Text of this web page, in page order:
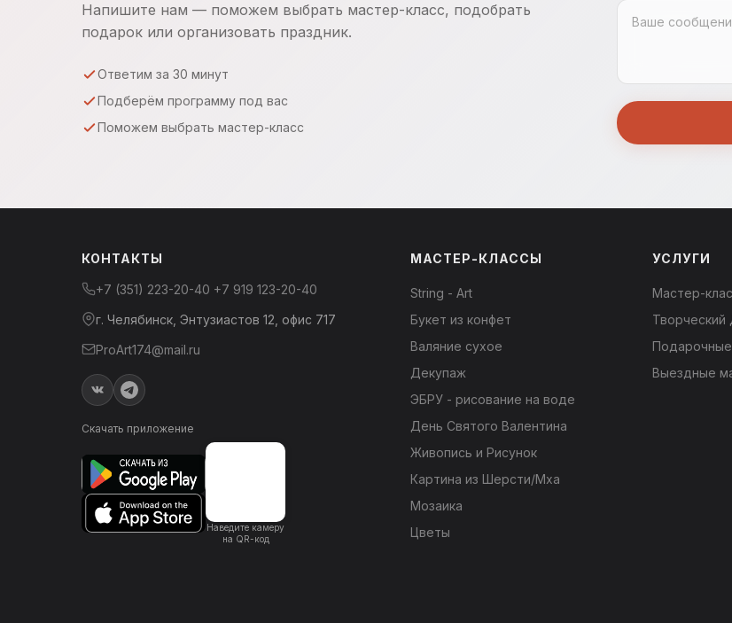
Напишите нам — поможем выбрать мастер-класс, подобрать
подарок или организовать праздник.
Ответим за 30 минут
Подберём программу под вас
Поможем выбрать мастер-класс
КОНТАКТЫ
+7 (351) 223-20-40 +7 919 123-20-40
г. Челябинск, Энтузиастов 12, офис 717
ProArt174@mail.ru
Скачать приложение
Наведите камеру
на QR-код
МАСТЕР-КЛАССЫ
String - Art
Букет из конфет
Валяние сухое
Декупаж
ЭБРУ - рисование на воде
День Святого Валентина
Живопись и Рисунок
Картина из Шерсти/Мха
Мозаика
Цветы
УСЛУГИ
Мастер-
Выездные